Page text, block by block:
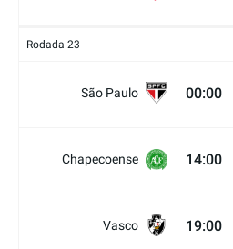
Rodada 23
São Paulo 00:00
Chapecoense 14:00
Vasco 19:00